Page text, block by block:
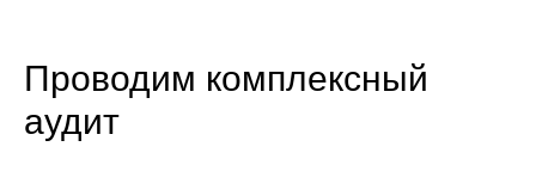
Проводим комплексный
аудит